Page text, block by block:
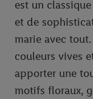
est un
et de
marie avec
couleurs vives
apporter une
motifs floraux,
partenaire Criteo
ligne spécial à partir
pouvoir vous
tiers et pour
votre adresse e-
avec d’autres
attribués et dont